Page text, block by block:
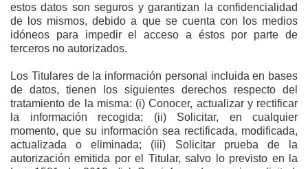
estos datos son seguros y garantizan la confidencialidad
de los mismos, debido a que se cuenta con los medios
idóneos para impedir el acceso a éstos por parte de
terceros no autorizados.
Los Titulares de la información personal incluida en bases
de datos, tienen los siguientes derechos respecto del
tratamiento de la misma: (i) Conocer, actualizar y rectificar
la información recogida; (ii) Solicitar, en cualquier
momento, que su información sea rectificada, modificada,
actualizada o eliminada; (iii) Solicitar prueba de la
autorización emitida por el Titular, salvo lo previsto en la